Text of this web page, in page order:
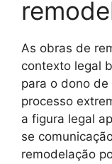
As obras de
contexto legal
para o dono
processo
a figura legal
se
remodelação